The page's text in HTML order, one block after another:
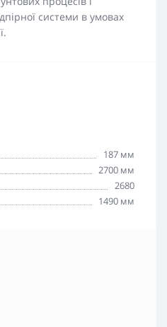
системи в умовах
187 мм
2700 мм
2680
1490 мм